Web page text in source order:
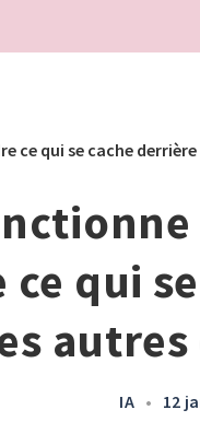
ce qui se cache
qui
IA • 12